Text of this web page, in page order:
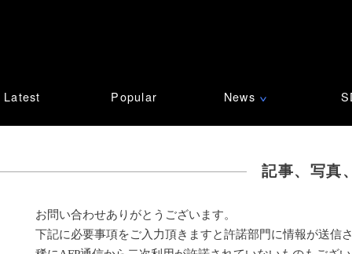
Latest Popular News ∨
記事、写真
お問い合わせありがとうございます。
下記に必要事項をご入力頂きますと許諾部門に情報が送信